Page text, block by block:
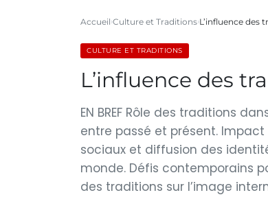
Accueil Culture et Traditions L’influence des
CULTURE ET TRADITIONS
L’influence des
EN BREF Rôle des traditions
entre passé et présent.
sociaux et diffusion des
monde. Défis contemporains
des traditions sur l’image